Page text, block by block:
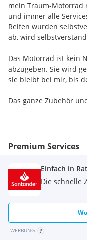
mein Traum-Motorrad
und immer alle
Reifen wurden
ab, wird
Das Motorrad ist kein
abzugeben. Sie wird
sie bleibt bei mir, bis
Das ganze Zubehör
Treffen sprechen.
Premium Services
Einfach in
Die schnelle
WERBUNG